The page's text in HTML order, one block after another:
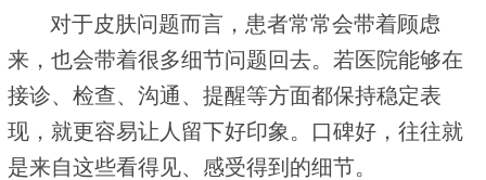
对于皮肤问题而言，患者常常会带着顾虑
来，也会带着很多细节问题回去。若医院能够在
接诊、检查、沟通、提醒等方面都保持稳定表
现，就更容易让人留下好印象。口碑好，往往就
是来自这些看得见、感受得到的细节。